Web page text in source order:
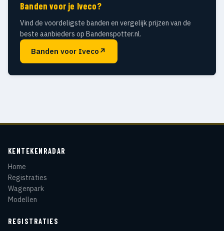
Banden voor je Iveco?
Vind de voordeligste banden en vergelijk prijzen van de
beste aanbieders op Bandenspotter.nl.
Banden voor Iveco ↗
KENTEKENRADAR
Home
Registraties
Wagenpark
Modellen
REGISTRATIES